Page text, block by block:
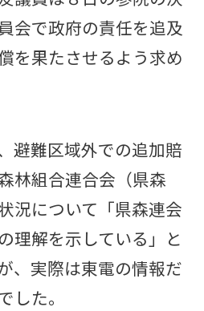
会で政府の責任を追及
を果たさせるよう求め
避難区域外での追加賠
林組合連合会（県森
況について「県森連会
理解を示している」と
、実際は東電の情報だ
した。